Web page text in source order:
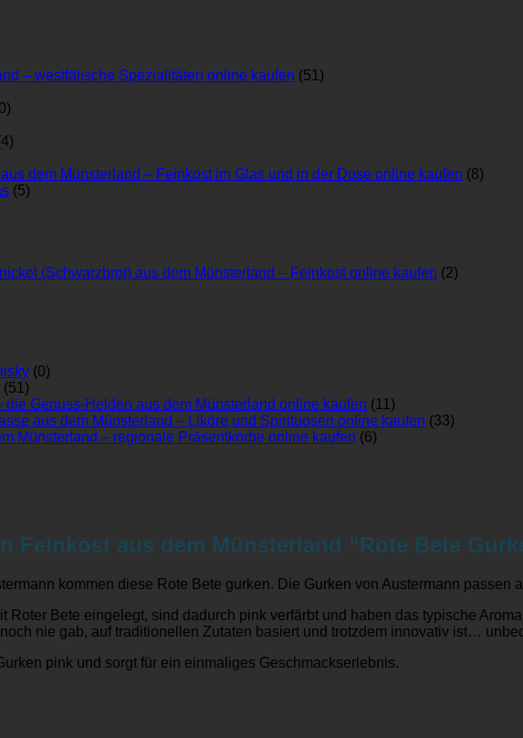
– westfälische Spezialitäten online kaufen (51)
dem Münsterland – Feinkost im Glas und in der Dose online kaufen (8)
(5)
(Schwarzbrot) aus dem Münsterland – Feinkost online kaufen (2)
(0)
(51)
die Genuss-Helden aus dem Münsterland online kaufen (11)
aus dem Münsterland – Liköre und Spirituosen online kaufen (33)
Münsterland – regionale Präsentkörbe online kaufen (6)
Feinkost aus dem Münsterland “Rote Bete
kommen diese Rote Bete gurken. Die Gurken von Austermann passen
Roter Bete eingelegt, sind dadurch pink verfärbt und haben das typische
nie gab, auf traditionellen Zutaten basiert und trotzdem innovativ ist…
pink und sorgt für ein einmaliges Geschmackserlebnis.